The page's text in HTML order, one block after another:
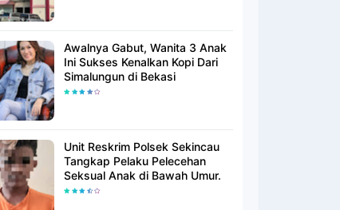
Awalnya Gabut, Wanita 3 Anak
Ini Sukses Kenalkan Kopi Dari
Simalungun di Bekasi
Unit Reskrim Polsek Sekincau
Tangkap Pelaku Pelecehan
Seksual Anak di Bawah Umur.